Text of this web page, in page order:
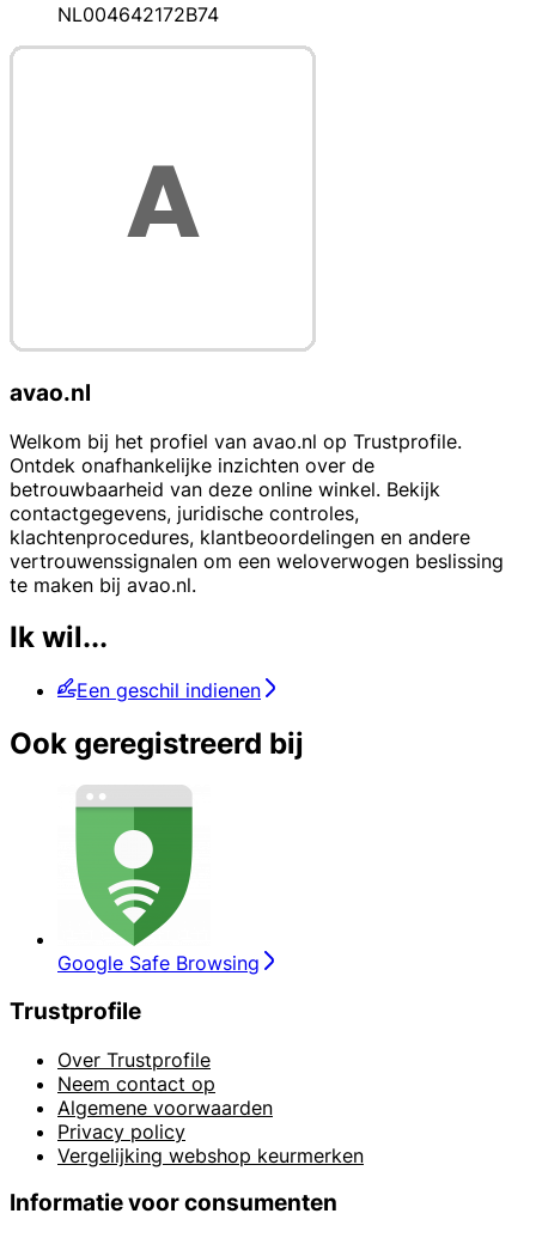
NL004642172B74
avao.nl
Welkom bij het profiel van avao.nl op Trustprofile.
Ontdek onafhankelijke inzichten over de
betrouwbaarheid van deze online winkel. Bekijk
contactgegevens, juridische controles,
klachtenprocedures, klantbeoordelingen en andere
vertrouwenssignalen om een weloverwogen beslissing
te maken bij avao.nl.
Ik wil...
Een geschil indienen
Ook geregistreerd bij
Google Safe Browsing
Trustprofile
Over Trustprofile
Neem contact op
Algemene voorwaarden
Privacy policy
Vergelijking webshop keurmerken
Informatie voor consumenten